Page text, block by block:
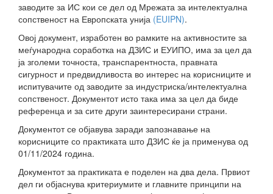
заводите за ИС кои се дел од Мрежата за интелектуална
сопственост на Европската унија (EUIPN).
Овој документ, изработен во рамките на активностите за
меѓународна соработка на ДЗИС и ЕУИПО, има за цел да
ја зголеми точноста, транспарентноста, правната
сигурност и предвидливоста во интерес на корисниците и
испитувачите од заводите за индустриска/интелектуална
сопственост. Документот исто така има за цел да биде
референца и за сите други заинтересирани страни.
Документот се објавува заради запознавање на
корисниците со практиката што ДЗИС ќе ја применува од
01/11/2024 година.
Документот за практиката е поделен на два дела. Првиот
дел ги објаснува критериумите и главните принципи на